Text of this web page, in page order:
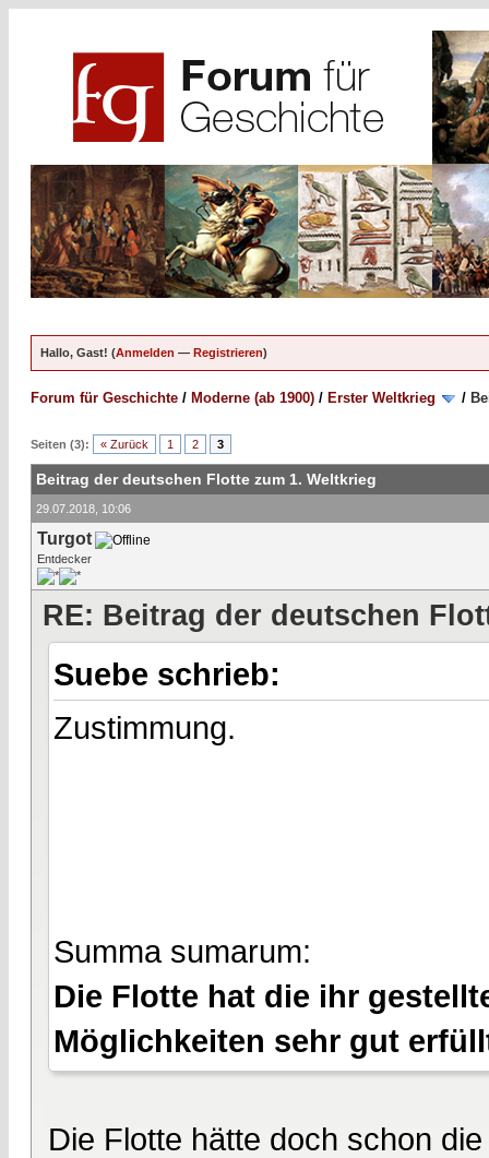
Hallo, Gast! (Anmelden — Registrieren)
Forum für Geschichte / Moderne (ab 1900) / Erster Weltkrieg /
Seiten (3): « Zurück 1 2 3
Beitrag der deutschen Flotte zum 1. Weltkrieg
29.07.2018, 10:06
Turgot
Entdecker
RE: Beitrag der deutschen
Suebe schrieb:
Zustimmung.
Summa sumarum:
Die Flotte hat die ihr
Möglichkeiten sehr gut
Die Flotte hätte doch schon